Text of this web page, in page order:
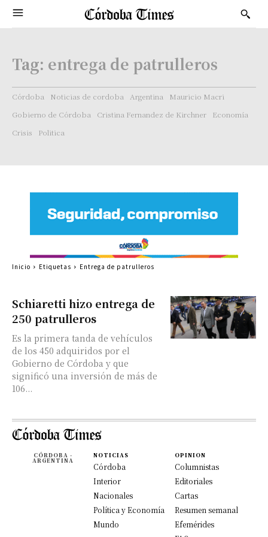
Tag: entrega de patrulleros
Córdoba Noticias de cordoba Argentina
Mauricio Macri
Gobierno de Córdoba
Cristina Fernandez de Kirchner
Economía
Crisis
Politica
Schiaretti hizo entrega de
250 patrulleros
Es la primera tanda de vehículos
de los 450 adquiridos por el
Gobierno de Córdoba y que
significó una inversión de más de
106...
Inicio Etiquetas Entrega de patrulleros
CÓRDOBA -
ARGENTINA
NOTICIAS
Córdoba
Interior
Nacionales
Política y Economía
Mundo
OPINION
Columnistas
Editoriales
Cartas
Resumen semanal
Efemérides